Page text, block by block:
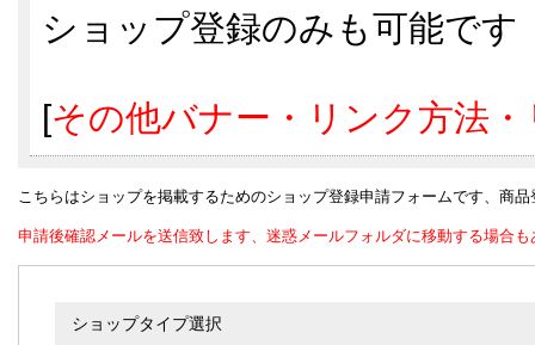
ショップ登録のみも可能です
[その他バナー・リンク方法
こちらはショップを掲載するためのショップ登録申請フォームです、商
申請後確認メールを送信致します、迷惑メールフォルダに移動する場合
ショップタイプ選択